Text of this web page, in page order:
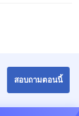
สอบถามตอนนี้